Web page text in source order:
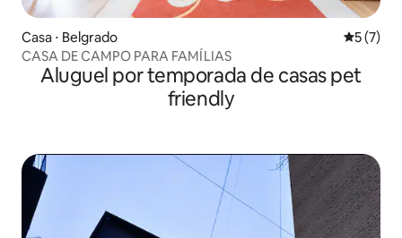
Casa ⋅ Belgrado 5 de
5 (7)
CASA DE CAMPO PARA FAMÍLIAS
Aluguel por temporada de casas pet
friendly